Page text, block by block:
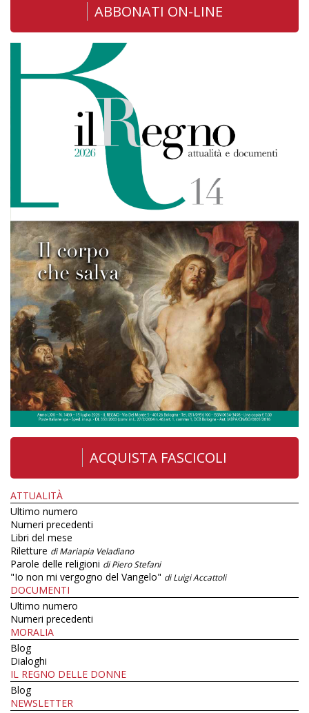
ABBONATI ON-LINE
ACQUISTA FASCICOLI
ATTUALITÀ
Ultimo numero
Numeri precedenti
Libri del mese
Riletture di Mariapia Veladiano
Parole delle religioni di Piero Stefani
"Io non mi vergogno del Vangelo" di Luigi Accattoli
DOCUMENTI
Ultimo numero
Numeri precedenti
MORALIA
Blog
Dialoghi
IL REGNO DELLE DONNE
Blog
NEWSLETTER